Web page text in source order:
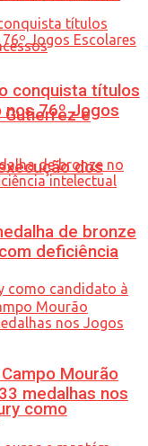
Gutierrez e
dos
como
conquista títulos
nos 76º Jogos
de bronze
deficiência
Mourão
medalhas nos